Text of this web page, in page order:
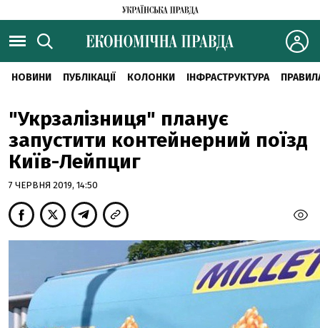
НОВИНИ ПУБЛІКАЦІЇ КОЛОНКИ ІНФРАСТРУКТУРА
"Укрзалізниця" планує
запустити контейнерний поїзд
Київ-Лейпциг
7 ЧЕРВНЯ 2019, 14:50